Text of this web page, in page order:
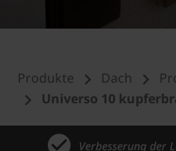
Produkte Dach
Universo 10
Verbesserung der